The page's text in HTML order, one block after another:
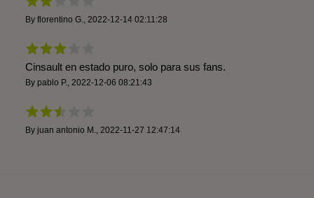
By florentino G. 2022-12-14 02:11:28
Cinsault en estado puro, solo para sus fans.
By pablo P. 2022-12-06 08:21:43
By juan antonio M. 2022-11-27 12:47:14